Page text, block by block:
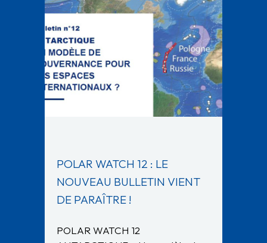
POLAR WATCH 12 : LE
NOUVEAU BULLETIN VIENT
DE PARAÎTRE !
POLAR WATCH 12